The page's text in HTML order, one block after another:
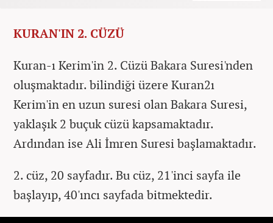
KURAN'IN 2. CÜZÜ
Kuran-ı Kerim'in 2. Cüzü Bakara Suresi'nden
oluşmaktadır. bilindiği üzere Kuran2ı
Kerim'in en uzun suresi olan Bakara Suresi,
yaklaşık 2 buçuk cüzü kapsamaktadır.
Ardından ise Ali İmren Suresi başlamaktadır.
2. cüz, 20 sayfadır. Bu cüz, 21'inci sayfa ile
başlayıp, 40'ıncı sayfada bitmektedir.